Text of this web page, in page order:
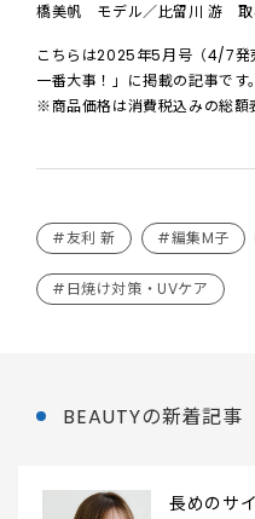
橋美帆 モデル／比留川 游 取
こちらは2025年5月号（4/7発
一番大事！」に掲載の記事です。
※商品価格は消費税込みの総額
#友利 新 #編集M子
#日焼け対策・UVケア
BEAUTYの新着記事
長めのサ